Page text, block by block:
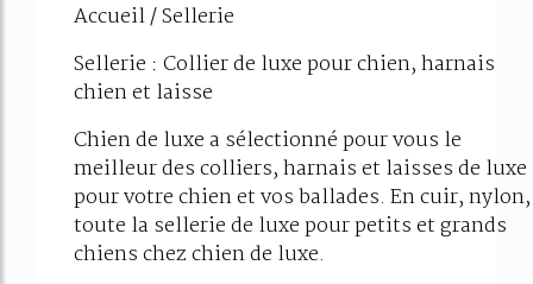
Accueil / Sellerie
Sellerie : Collier de luxe pour chien, harnais
chien et laisse
Chien de luxe a sélectionné pour vous le
meilleur des colliers, harnais et laisses de luxe
pour votre chien et vos ballades. En cuir, nylon,
toute la sellerie de luxe pour petits et grands
chiens chez chien de luxe.